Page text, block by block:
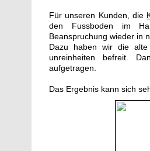
Für unseren Kunden, die
den Fussboden im
Beanspruchung wieder in
Dazu haben wir die
unreinheiten befreit.
aufgetragen.
Das Ergebnis kann sich